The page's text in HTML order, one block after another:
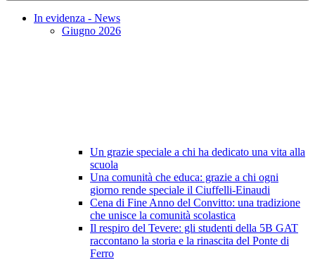
In evidenza - News
Giugno 2026
Un grazie speciale a chi ha dedicato una vita alla
scuola
Una comunità che educa: grazie a chi ogni
giorno rende speciale il Ciuffelli-Einaudi
Cena di Fine Anno del Convitto: una tradizione
che unisce la comunità scolastica
Il respiro del Tevere: gli studenti della 5B GAT
raccontano la storia e la rinascita del Ponte di
Ferro